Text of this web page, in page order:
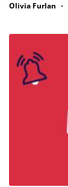
Olivia Furlan •